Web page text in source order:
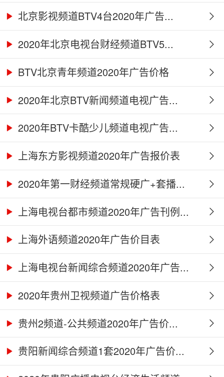
北京影视频道BTV4台2020年广告...
2020年北京电视台财经频道BTV5...
BTV北京青年频道2020年广告价格
2020年北京BTV新闻频道电视广告...
2020年BTV卡酷少儿频道电视广告...
上海东方影视频道2020年广告报价表
2020年第一财经频道常规硬广+套播...
上海电视台都市频道2020年广告刊例...
上海外语频道2020年广告价目表
上海电视台新闻综合频道2020年广告...
2020年贵州卫视频道广告价格表
贵州2频道-公共频道2020年广告价...
贵阳新闻综合频道1套2020年广告价...